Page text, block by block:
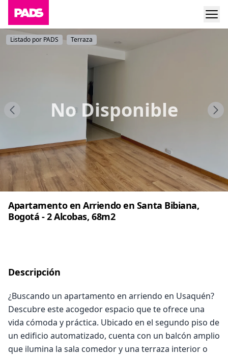
No Disponible
Listado por PADS Terraza
Apartamento en Arriendo en Santa Bibiana,
Bogotá - 2 Alcobas, 68m2
Descripción
¿Buscando un apartamento en arriendo en Usaquén?
Descubre este acogedor espacio que te ofrece una
vida cómoda y práctica. Ubicado en el segundo piso de
un edificio automatizado, cuenta con un balcón amplio
que ilumina la sala comedor y una terraza interior o